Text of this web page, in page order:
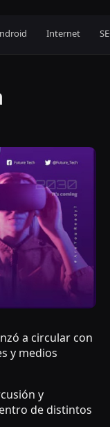
Internet
a circular con
y medios
y
de distintos